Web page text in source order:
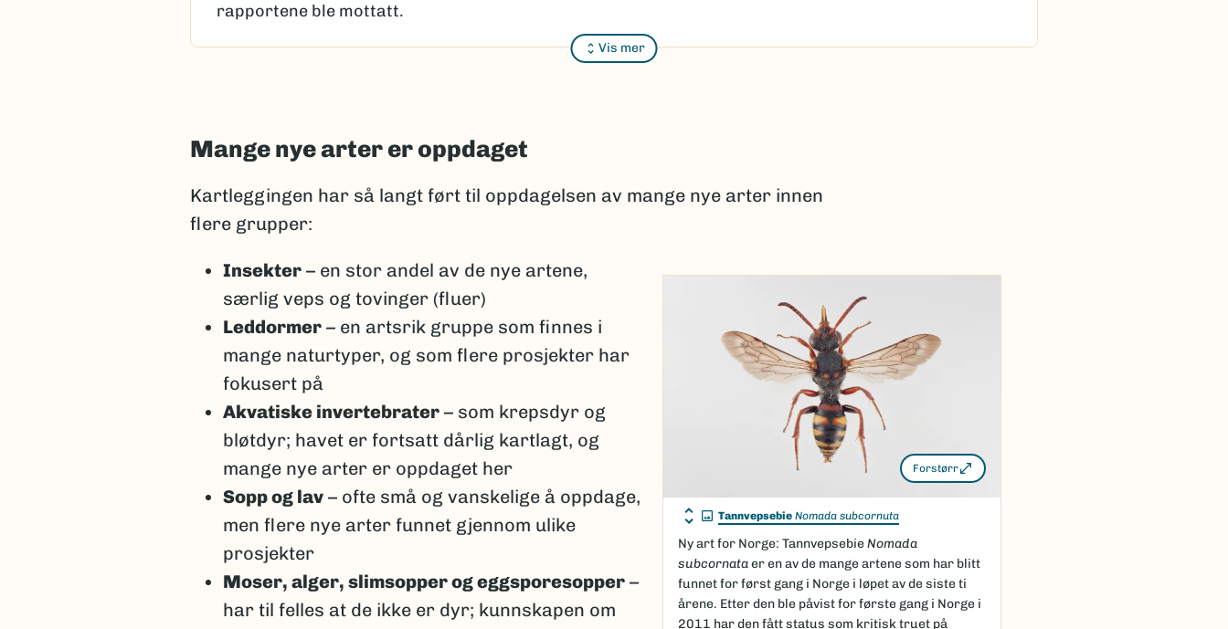
Vis mer
rapportene ble mottatt.
Arter som forskere mener er nye for vitenskapen må beskrives vitenskapelig. Dette
kan være utfordrende, fordi det først må avgjøres at arten faktisk er ny.
som flere arter (kryptisk diversitet).
dreide seg om samme art.
Noen arter kan variere mye i utseende, men med molekylære teknikker, som DNA-
analyser, kan slike tilfeller oppklares.
Taksonomi er dynamisk
Selv om et artsprosjekt er avsluttet, jobbes det videre med artene i de
vitenskapelige institusjonene. Noen arter blir beskrevet, noen slås sammen, og
noen splittes i flere arter etter hvert som ny kunnskap kommer til.
Mange nye arter er oppdaget
Kartleggingen har så langt ført til oppdagelsen av mange nye arter innen
flere grupper:
Forstørr
Tannvepsebie Nomada subcornuta
Ny art for Norge: TannvepsebieNomada
subcornataer en av de mange artene som har blitt
funnet for først gang i Norge i løpet av de siste ti
årene. Etter den ble påvist for første gang i Norge i
2011 har den fått status som kritisk truet på
Insekter – en stor andel av de nye artene,
særlig veps og tovinger (fluer)
Leddormer – en artsrik gruppe som finnes i
mange naturtyper, og som flere prosjekter har
fokusert på
Akvatiske invertebrater – som krepsdyr og
bløtdyr; havet er fortsatt dårlig kartlagt, og
mange nye arter er oppdaget her
Sopp og lav – ofte små og vanskelige å oppdage,
men flere nye arter funnet gjennom ulike
prosjekter
Moser, alger, slimsopper og eggsporesopper –
har til felles at de ikke er dyr; kunnskapen om